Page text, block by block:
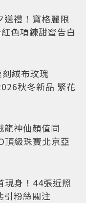
送禮！寶格麗限
色項鍊甜蜜告白
絨布玫瑰
秋冬新品 繁花
龍神仙顏值同
頂級珠寶北京亞
現身！44張近照
粉絲關注